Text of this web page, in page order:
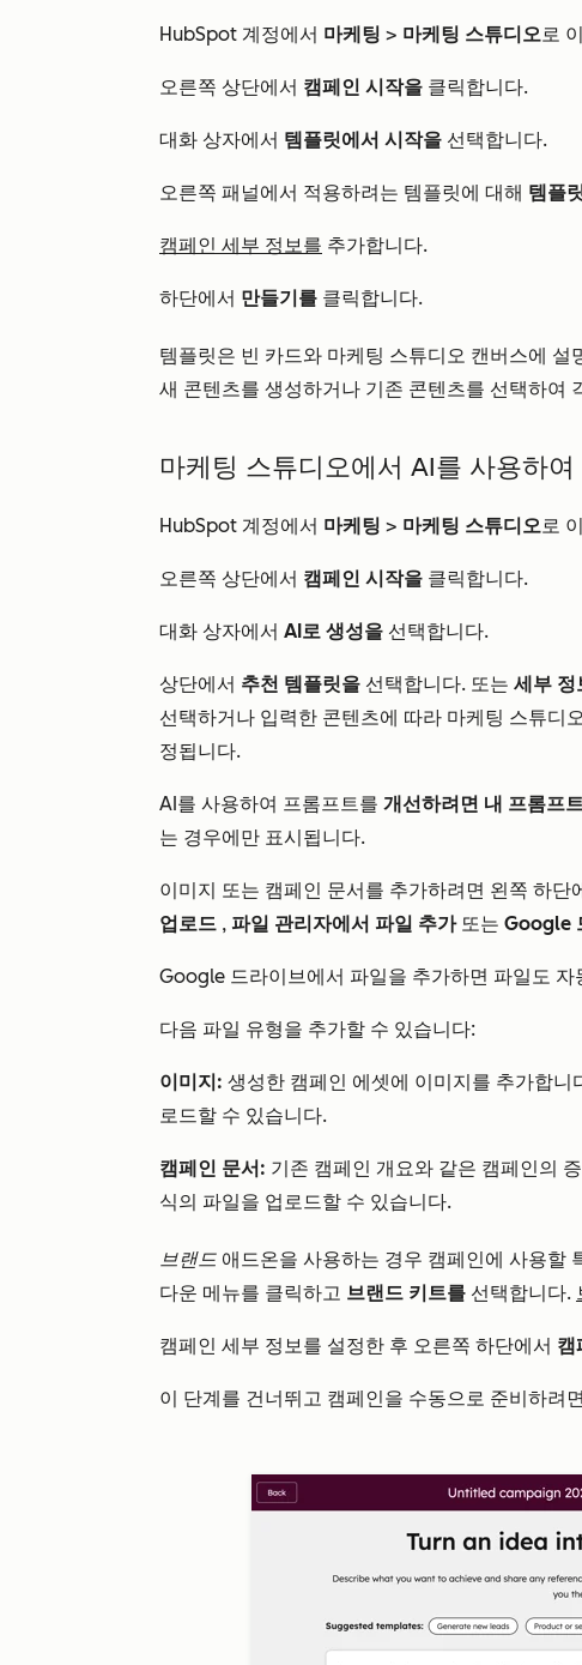
HubSpot 계정에서 마케팅 > 마케팅 스튜디오로
오른쪽 상단에서 캠페인 시작을 클릭합니다.
대화 상자에서 템플릿에서 시작을 선택합니다.
오른쪽 패널에서 적용하려는 템플릿에 대해 템플
캠페인 세부 정보를 추가합니다.
하단에서 만들기를 클릭합니다.
템플릿은 빈 카드와 마케팅 스튜디오 캔버스에
새 콘텐츠를 생성하거나 기존 콘텐츠를 선택하여
마케팅 스튜디오에서 AI를 사용하
HubSpot 계정에서 마케팅 > 마케팅 스튜디오로
오른쪽 상단에서 캠페인 시작을 클릭합니다.
대화 상자에서 AI로 생성을 선택합니다.
상단에서 추천 템플릿을 선택합니다. 또는 세부 정
선택하거나 입력한 콘텐츠에 따라 마케팅 스튜디
정됩니다.
AI를 사용하여 프롬프트를 개선하려면 내 프롬프
는 경우에만 표시됩니다.
이미지 또는 캠페인 문서를 추가하려면 왼쪽 하단
업로드 , 파일 관리자에서 파일 추가또는 Google
Google 드라이브에서 파일을 추가하면 파일도
다음 파일 유형을 추가할 수 있습니다:
이미지: 생성한 캠페인 에셋에 이미지를 추가합
로드할 수 있습니다.
캠페인 문서: 기존 캠페인 개요와 같은 캠페인의
식의 파일을 업로드할 수 있습니다.
브랜드 애드온을 사용하는 경우 캠페인에 사용할
다운 메뉴를 클릭하고 브랜드 키트를 선택합니다.
캠페인 세부 정보를 설정한 후 오른쪽 하단에서 캠
이 단계를 건너뛰고 캠페인을 수동으로 준비하려